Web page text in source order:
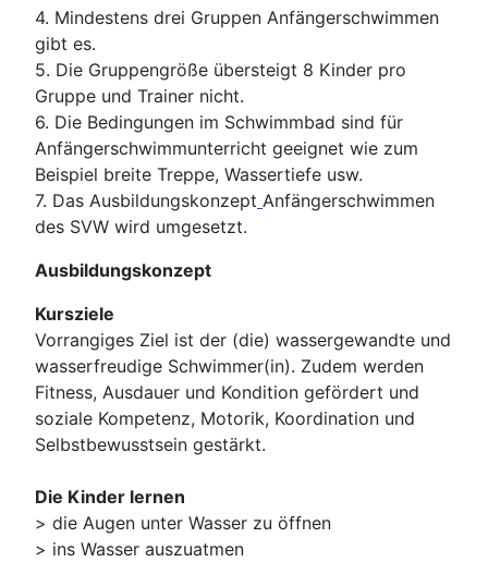
4. Mindestens drei Gruppen Anfängerschwimmen
gibt es.
5. Die Gruppengröße übersteigt 8 Kinder pro
Gruppe und Trainer nicht.
6. Die Bedingungen im Schwimmbad sind für
Anfängerschwimmunterricht geeignet wie zum
Beispiel breite Treppe, Wassertiefe usw.
7. Das Ausbildungskonzept Anfängerschwimmen
des SVW wird umgesetzt.
Ausbildungskonzept
Kursziele
Vorrangiges Ziel ist der (die) wassergewandte und
wasserfreudige Schwimmer(in). Zudem werden
Fitness, Ausdauer und Kondition gefördert und
soziale Kompetenz, Motorik, Koordination und
Selbstbewusstsein gestärkt.
Die Kinder lernen
> die Augen unter Wasser zu öffnen
> ins Wasser auszuatmen